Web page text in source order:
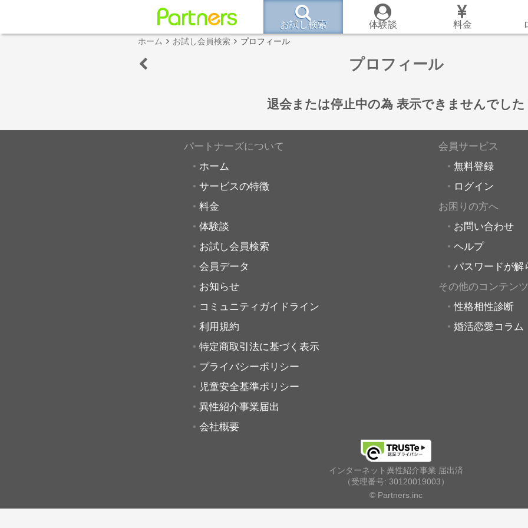
お試し検索 体験談 料金
ホーム お試し会員検索 プロフィール
プロフィール
退会または停止中の為 表示できませんでした
パートナーズについて
ホーム
サービスの特徴
料金
体験談
お試し会員検索
会員データ
お知らせ
コミュニティガイドライン
利用規約
特定商取引法に基づく表示
プライバシーポリシー
児童安全基準ポリシー
異性紹介事業届出
会社概要
会員サービス
無料登録
ログイン
お困りの方へ
お問い合わせ
ヘルプ
パスワードが解
その他のコンテンツ
性格相性診断
婚活恋愛コラム
インターネット異性紹介事業 届出済
（受理番号: 30120019003）
© Partners.inc